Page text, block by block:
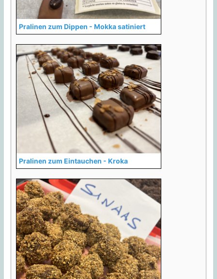
Pralinen zum Dippen - Mokka satiniert
Pralinen zum Eintauchen - Kroka